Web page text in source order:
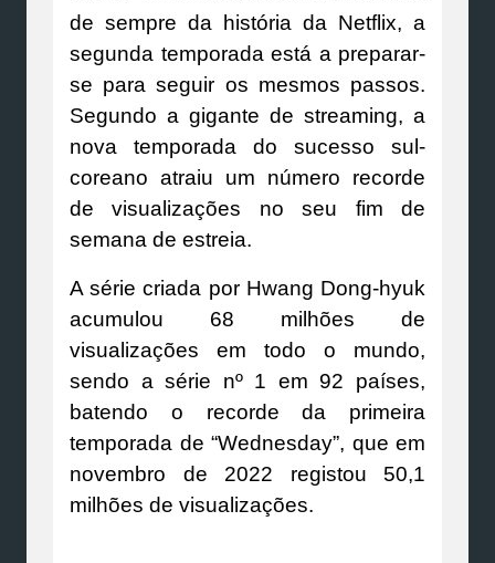
de sempre da história da Netflix, a
segunda temporada está a preparar-
se para seguir os mesmos passos.
Segundo a gigante de streaming, a
nova temporada do sucesso sul-
coreano atraiu um número recorde
de visualizações no seu fim de
semana de estreia.
A série criada por Hwang Dong-hyuk
acumulou 68 milhões de
visualizações em todo o mundo,
sendo a série nº 1 em 92 países,
batendo o recorde da primeira
temporada de “Wednesday”, que em
novembro de 2022 registou 50,1
milhões de visualizações.